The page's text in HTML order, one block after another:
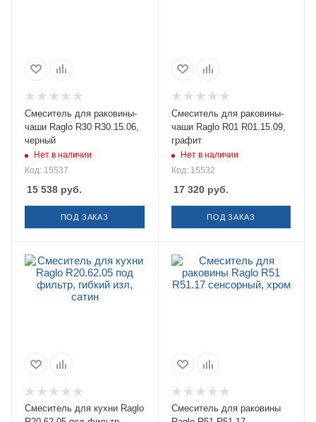
Смеситель для раковины-
чаши Raglo R30 R30.15.06,
черный
Нет в наличии
Код: 15537
15 538 руб.
ПОД ЗАКАЗ
Смеситель для раковины-
чаши Raglo R01 R01.15.09,
графит
Нет в наличии
Код: 15532
17 320руб.
ПОД ЗАКАЗ
Смеситель для кухни Raglo
Смеситель для раковины